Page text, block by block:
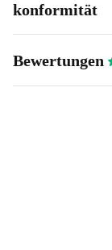
konformität
Bewertungen